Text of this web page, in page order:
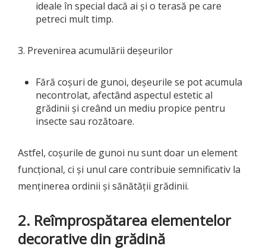
ideale în special dacă ai și o terasă pe care
petreci mult timp.
3. Prevenirea acumulării deșeurilor
Fără coșuri de gunoi, deșeurile se pot acumula
necontrolat, afectând aspectul estetic al
grădinii și creând un mediu propice pentru
insecte sau rozătoare.
Astfel, coșurile de gunoi nu sunt doar un element
funcțional, ci și unul care contribuie semnificativ la
menținerea ordinii și sănătății grădinii.
2. Reîmprospătarea elementelor
decorative din grădină